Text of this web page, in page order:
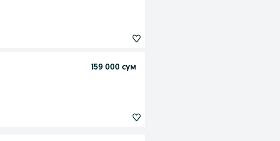
159 000 сум